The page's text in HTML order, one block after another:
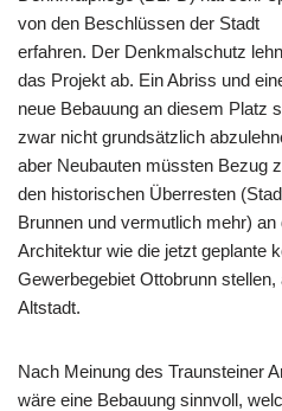
von den Beschlüssen der Stadt
erfahren. Der Denkmalschutz
das Projekt ab. Ein Abriss und
neue Bebauung an diesem Platz
zwar nicht grundsätzlich
aber Neubauten müssten Bezug
den historischen Überresten
Brunnen und vermutlich mehr)
Architektur wie die jetzt geplante
Gewerbegebiet Ottobrunn
Altstadt.
Nach Meinung des Traunsteiner
wäre eine Bebauung sinnvoll,